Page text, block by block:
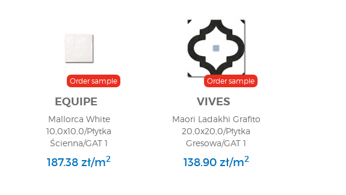
Order sample
EQUIPE
Mallorca White
10,0x10,0/Płytka
Ścienna/GAT 1
187.38 zł/m2
Order sample
VIVES
Maori Ladakhi Grafito
20,0x20,0/Płytka
Gresowa/GAT 1
138.90 zł/m2